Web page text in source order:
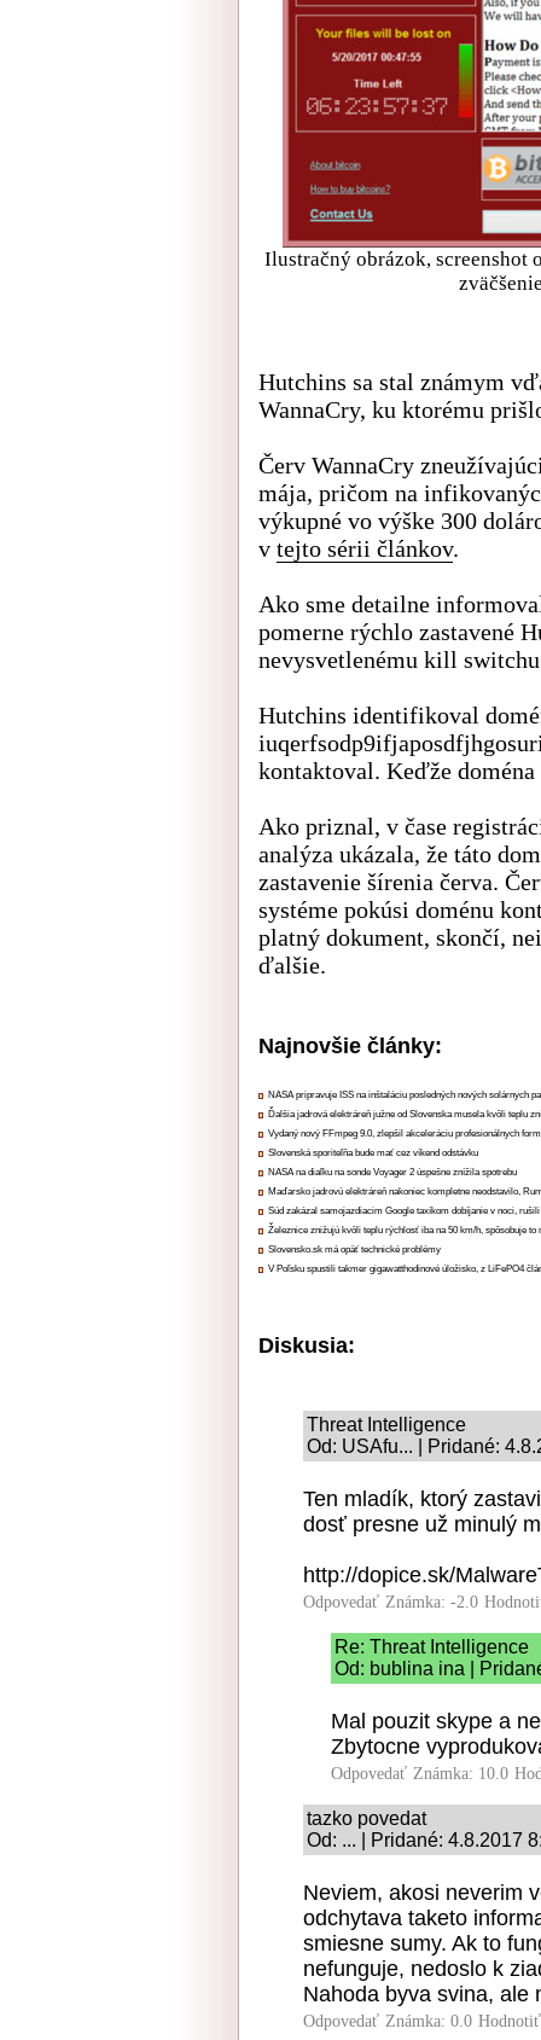
Ilustračný obrázok,
Hutchins sa stal známym
WannaCry, ku ktorému
Červ WannaCry
mája, pričom na
výkupné vo výške 300
v tejto sérii článkov.
Ako sme detailne
pomerne rýchlo zastavené
nevysvetlenému kill
Hutchins identifikoval
kontaktoval. Keďže
Ako priznal, v čase
analýza ukázala, že táto
zastavenie šírenia červa.
systéme pokúsi doménu
platný dokument, skončí,
ďalšie.
Najnovšie články:
NASA pripravuje ISS na inštaláciu posledných nových solárnych
Ďalšia jadrová elektráreň južne od Slovenska musela kvôli teplu
Vydaný nový FFmpeg 9.0, zlepšil akceleráciu profesionálnych
Slovenská sporiteľňa bude mať cez víkend odstávku
NASA na diaľku na sonde Voyager 2 úspešne znížila spotrebu
Maďarsko jadrovú elektráreň nakoniec kompletne neodstavilo,
Súd zakázal samojazdiacim Google taxíkom dobíjanie v noci,
Železnice znižujú kvôli teplu rýchlosť iba na 50 km/h, spôsobuje to
Slovensko.sk má opäť technické problémy
V Poľsku spustili takmer gigawatthodinové úložisko, z LiFePO4
Diskusia:
Threat Intelligence
Od: USAfu... | Pridané:
Ten mladík, ktorý
dosť presne už minulý
http://dopice.sk/
Odpovedať Známka: -2.0
Re: Threat Intelligence
Od: bublina ina |
Mal pouzit skype a
Zbytocne
Odpovedať Známka: 10.0
tazko povedat
Od: ... | Pridané: 4.8.2017
Neviem, akosi neverim
odchytava taketo
smiesne sumy. Ak to
nefunguje, nedoslo k
Nahoda byva svina, ale
Odpovedať Známka: 0.0